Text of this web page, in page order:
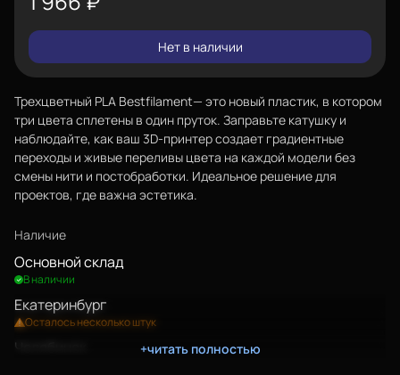
Нет в наличии
Трехцветный PLA Bestfilament— это новый пластик, в котором
три цвета сплетены в один пруток. Заправьте катушку и
наблюдайте, как ваш 3D-принтер создает градиентные
переходы и живые переливы цвета на каждой модели без
смены нити и постобработки. Идеальное решение для
проектов, где важна эстетика.
Наличие
Основной склад
В наличии
Екатеринбург
Осталось несколько штук
Челябинск +читать полностью